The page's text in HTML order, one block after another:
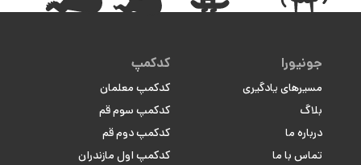
جونیورا
مسیرهای یادگیری
بلاگ
درباره ما
تماس با ما
کدکمپ
کدکمپ معلمان
کدکمپ سوم قم
کدکمپ دوم قم
کدکمپ اول مازندران